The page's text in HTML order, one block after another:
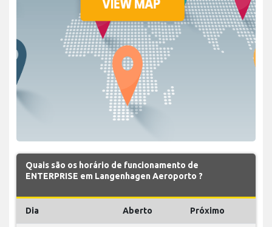
Quais são os horário de funcionamento de
ENTERPRISE em Langenhagen Aeroporto ?
Dia Aberto Próximo